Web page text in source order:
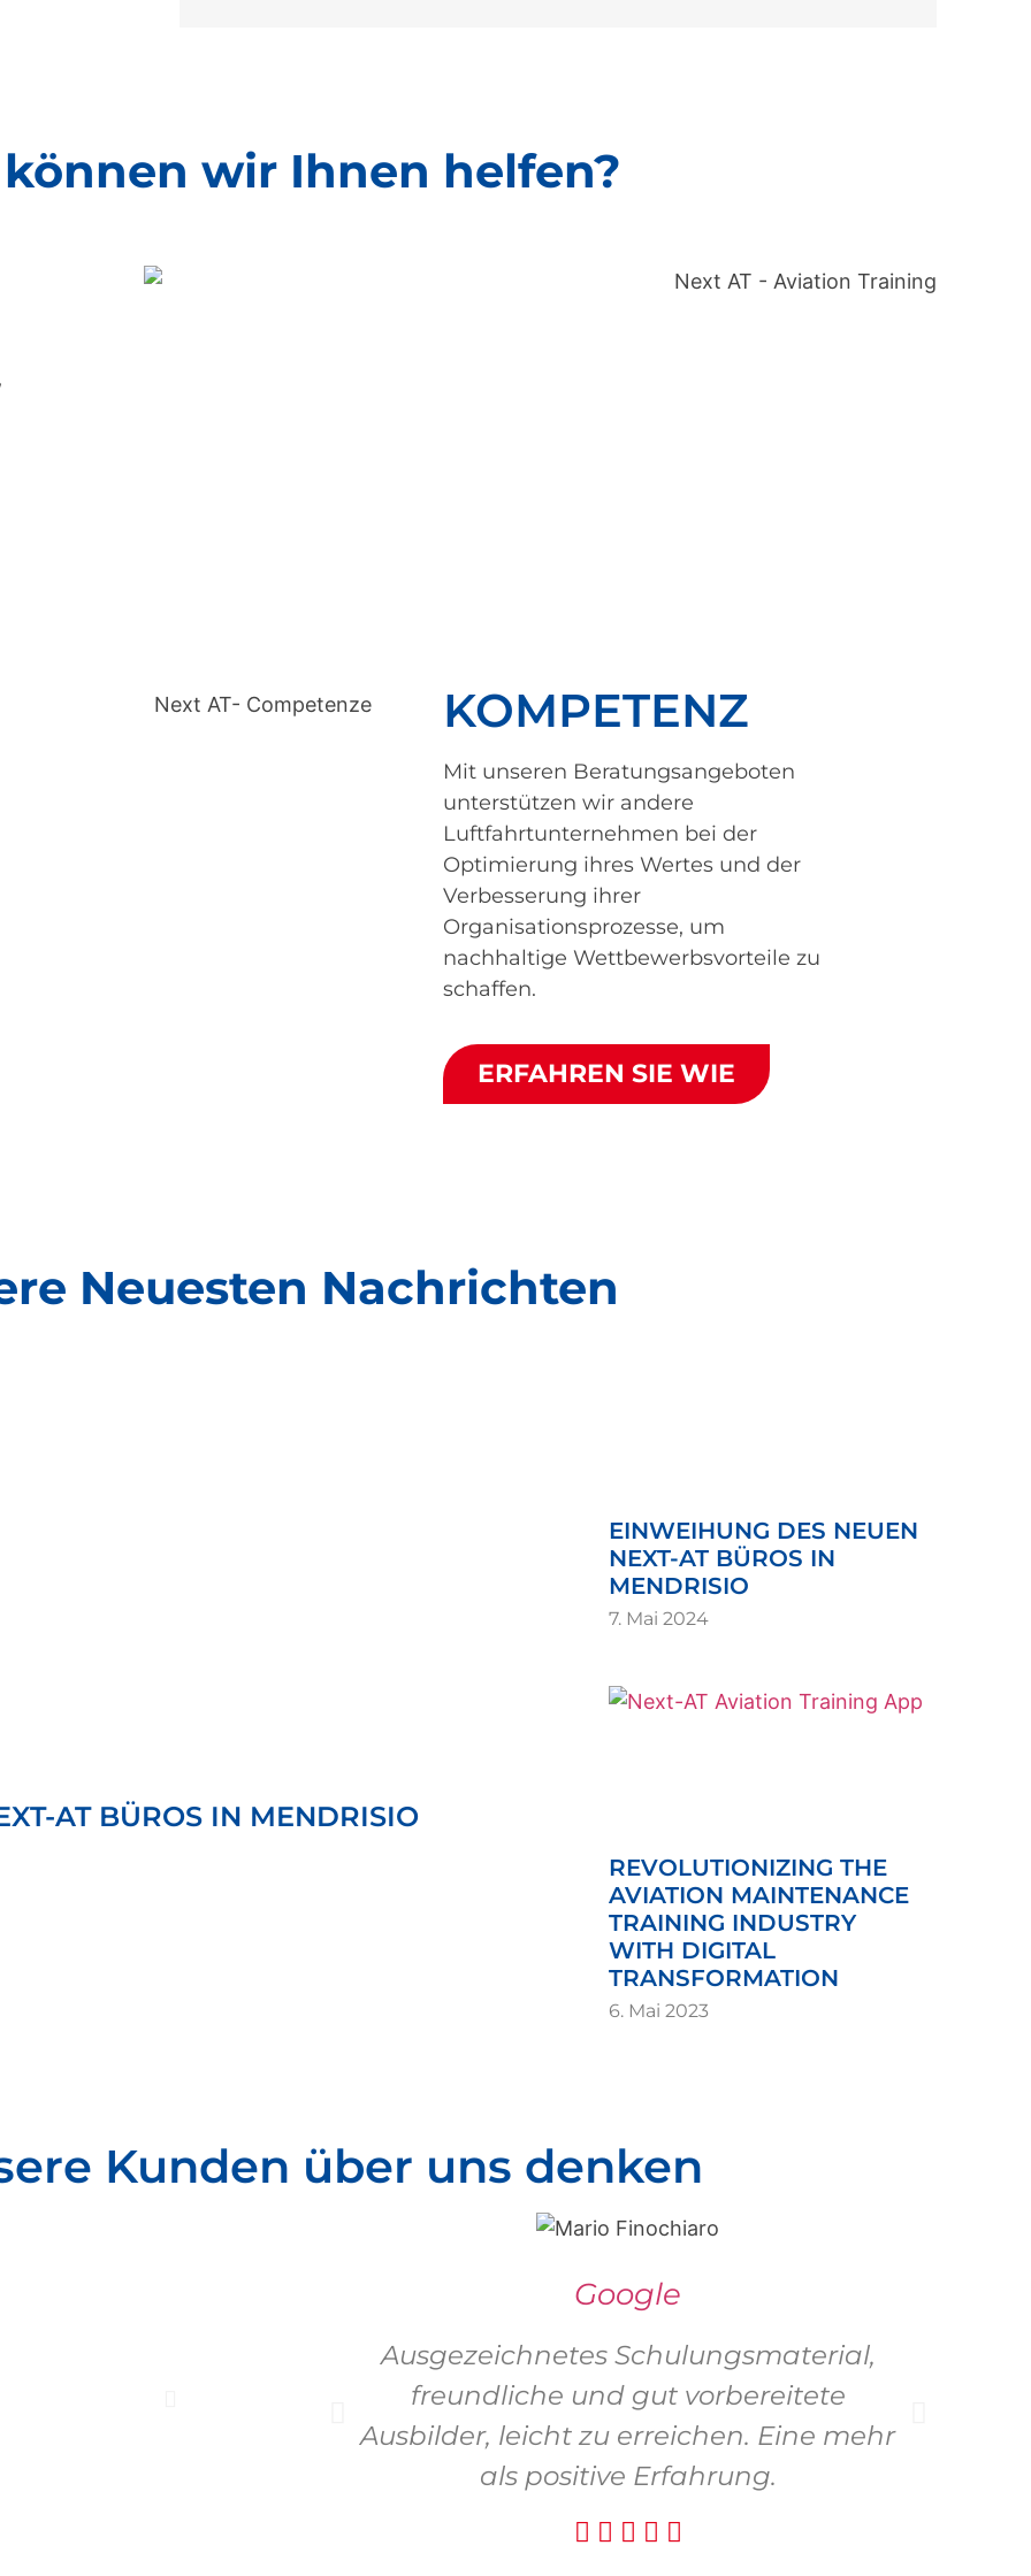
wir Ihnen helfen?
KOMPETENZ
Mit unseren Beratungsangeboten
unterstützen wir andere
Luftfahrtunternehmen bei der
Optimierung ihres Wertes und der
Verbesserung ihrer
Organisationsprozesse, um
nachhaltige Wettbewerbsvorteile zu
schaffen.
ERFAHREN SIE WIE
Neuesten Nachrichten
AT BÜROS IN MENDRISIO
EINWEIHUNG DES NEUEN
NEXT-AT BÜROS IN
MENDRISIO
7. Mai 2024
REVOLUTIONIZING THE
AVIATION MAINTENANCE
TRAINING INDUSTRY
WITH DIGITAL
TRANSFORMATION
6. Mai 2023
Kunden über uns denken
Google
Ausgezeichnetes Schulungsmaterial,
freundliche und gut vorbereitete
Ausbilder, leicht zu erreichen. Eine mehr
als positive Erfahrung.